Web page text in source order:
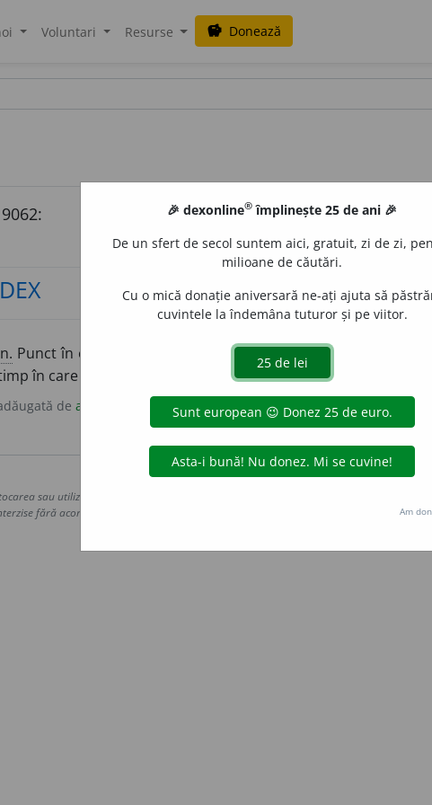
Voluntari Resurse savings Donează
Punct în care un astru sau un satelit artificial aflat în
în care astrul sau satelitul se află în acest punct. – Din
de ana_zecheru acțiuni
Copyright © 2004-2026 dexonline (https://
sau utilizarea datelor de pe acest site, inclusiv prin orice metode de extragere
fără acordul nostru prealabil scris, cu excepția seturilor de date oferite oficial spre
🎉 dexonline® împlinește 25 de ani 🎉
De un sfert de secol suntem aici, gratuit, zi de zi,
milioane de căutări.
Cu o mică donație aniversară ne-ați ajuta să
cuvintele la îndemâna tuturor și pe viitor.
Am